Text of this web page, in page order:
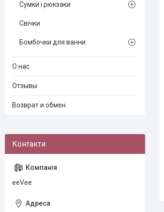
Сумки і рюкзаки
Свічки
Бомбочки для ванни
О нас
Отзывы
Возврат и обмен
eeVee